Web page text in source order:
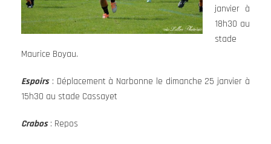
janvier à
18h30 au
stade
Maurice Boyau.
Espoirs: Déplacement à Narbonne le dimanche 25 janvier à
15h30 au stade Cassayet
Crabos: Repos